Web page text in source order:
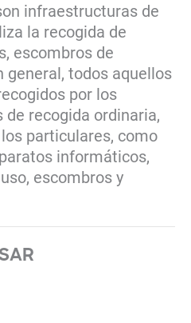
infraestructuras de
la recogida de
escombros de
general, todos aquellos
por los
recogida ordinaria,
particulares, como
informáticos,
escombros y